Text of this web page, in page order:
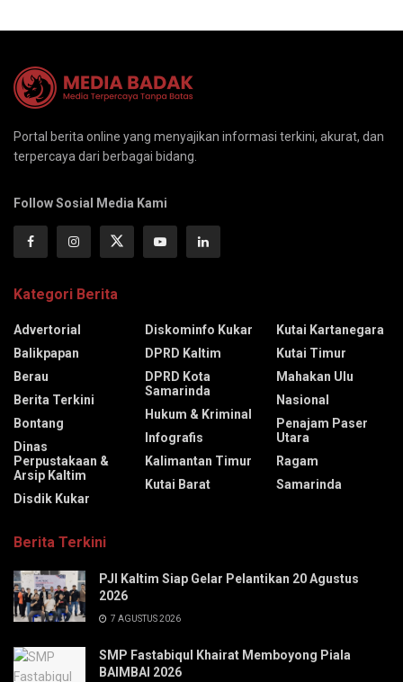
Portal berita online yang menyajikan informasi terkini, akurat, dan
terpercaya dari berbagai bidang.
Follow Sosial Media Kami
Kategori Berita
Advertorial
Balikpapan
Berau
Berita Terkini
Bontang
Dinas
Perpustakaan &
Arsip Kaltim
Disdik Kukar
Diskominfo Kukar
DPRD Kaltim
DPRD Kota
Samarinda
Hukum & Kriminal
Infografis
Kalimantan Timur
Kutai Barat
Kutai Kartanegara
Kutai Timur
Mahakan Ulu
Nasional
Penajam Paser
Utara
Ragam
Samarinda
Berita Terkini
PJI Kaltim Siap Gelar Pelantikan 20 Agustus
2026
7 AGUSTUS 2026
SMP Fastabiqul Khairat Memboyong Piala
BAIMBAI 2026